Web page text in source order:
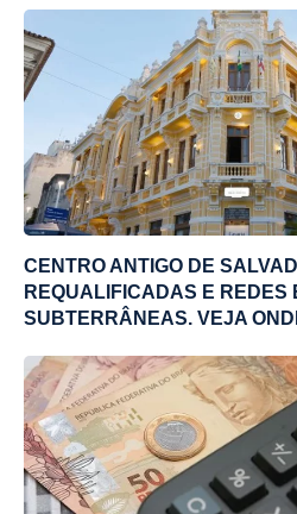
CENTRO ANTIGO DE
REQUALIFICADAS E REDES
SUBTERRÂNEAS. VEJA